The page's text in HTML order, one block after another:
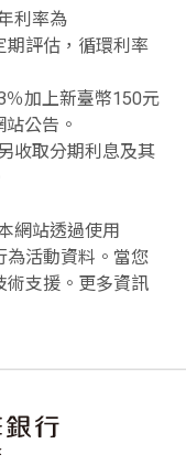
利率為
期評估，循環利率
加上新臺幣150元
公告。
收取分期利息及其
網站透過使用
為活動資料。當您
術支援。更多資訊